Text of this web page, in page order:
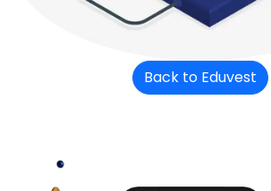
Back to Eduvest